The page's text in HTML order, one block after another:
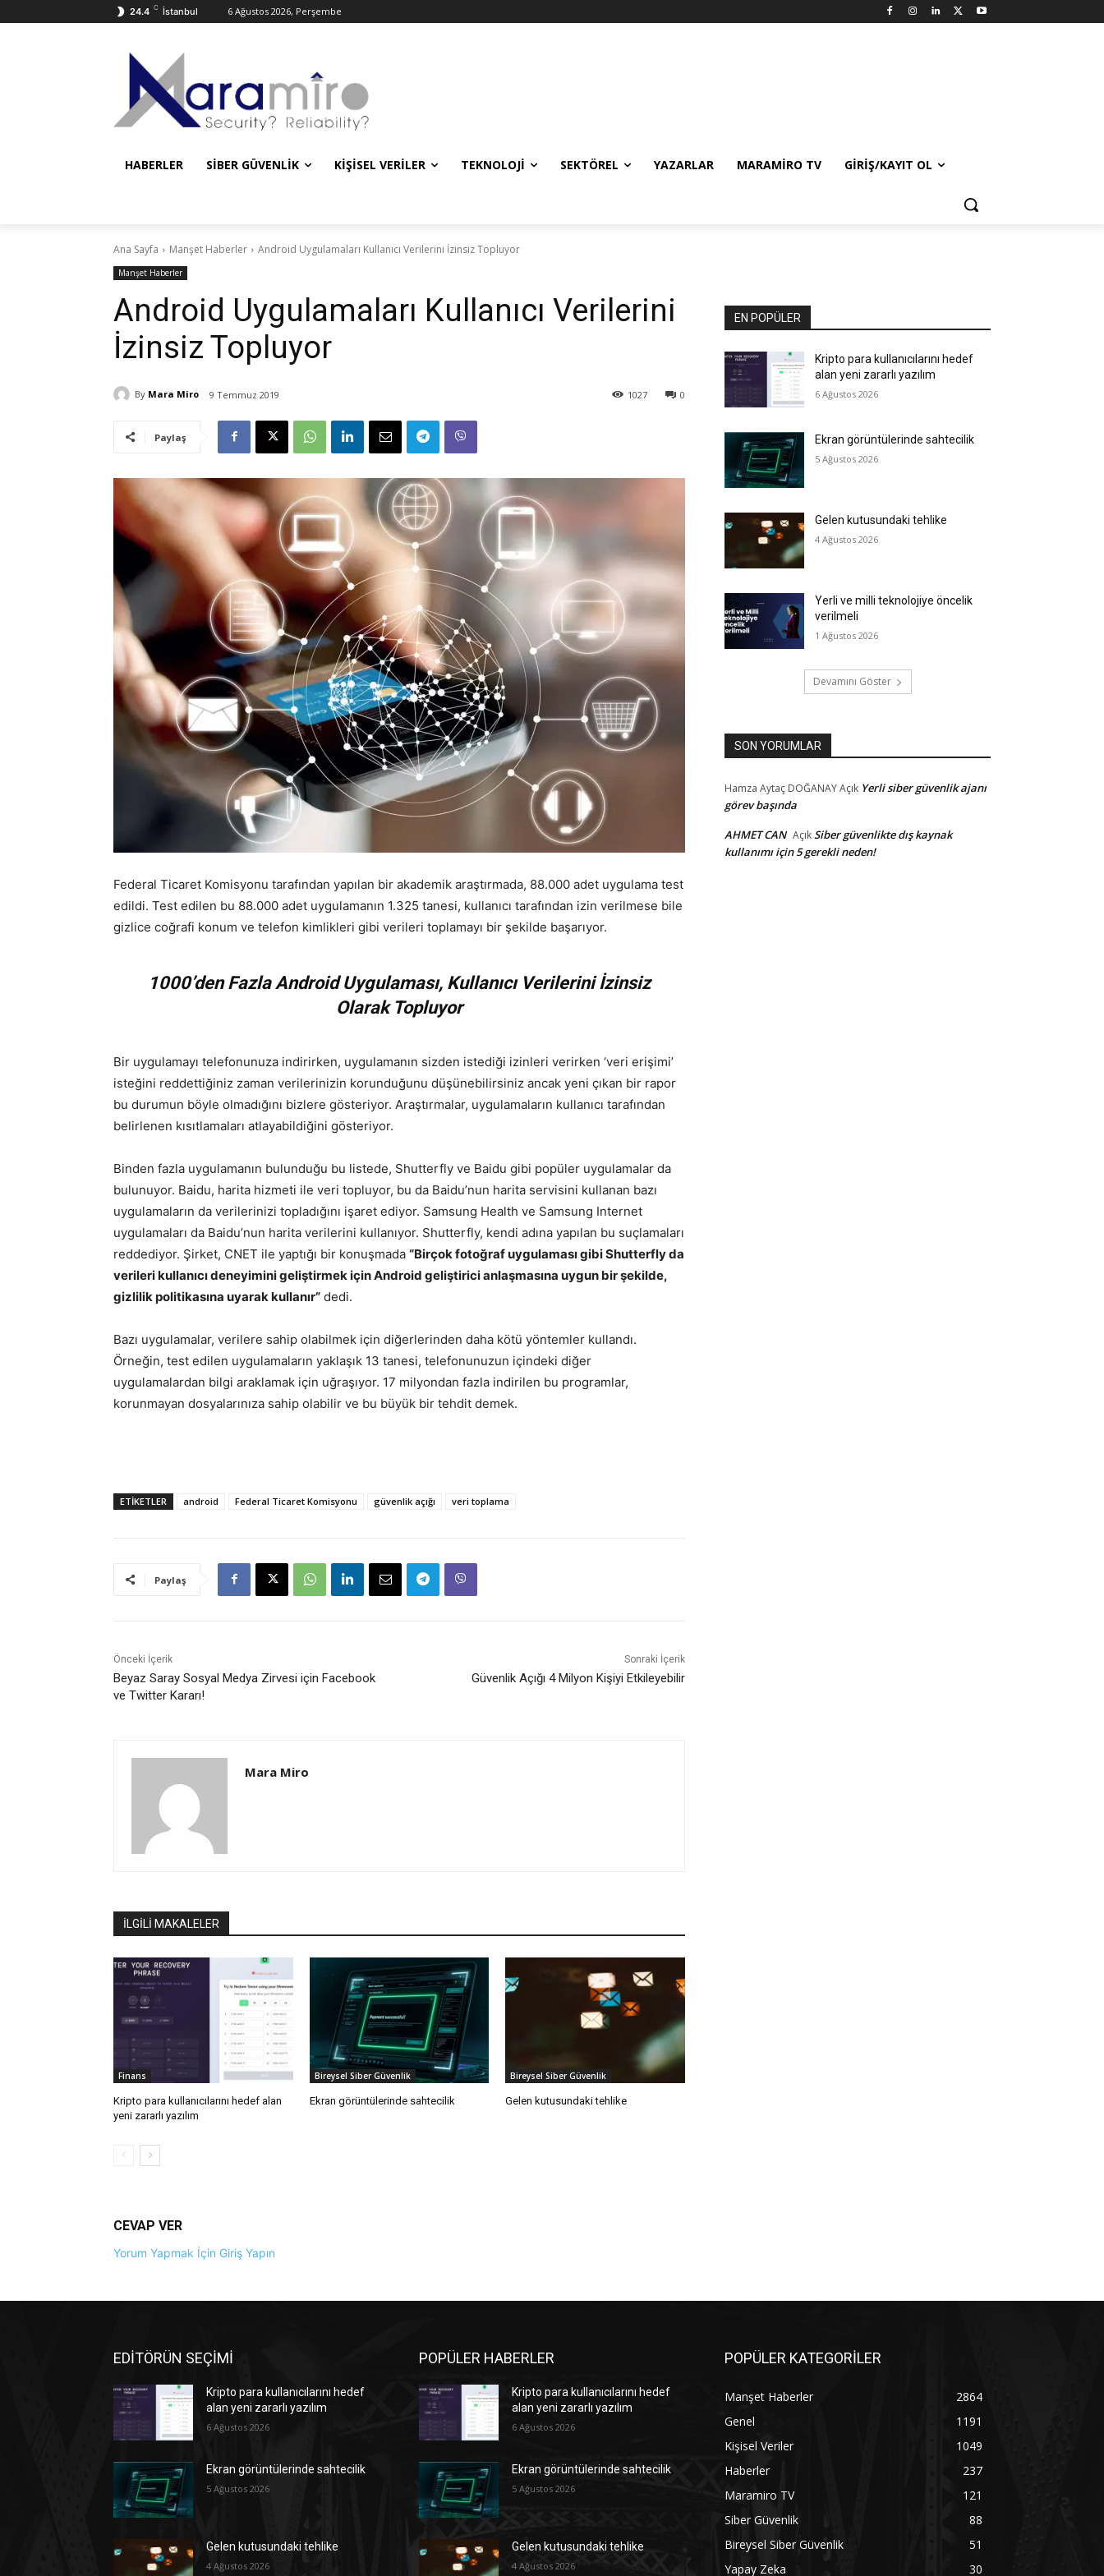
24.4 C İstanbul 6 Ağustos 2026, Perşembe
HABERLER SIBER GÜVENLIK KIŞISEL VERILER TEKNOLOJI SEKTÖREL YAZARLAR MARAMIRO TV GIRIŞ/KAYIT OL
Ana Sayfa Manşet Haberler Android Uygulamaları Kullanıcı Verilerini İzinsiz Topluyor
Manşet Haberler
Android Uygulamaları Kullanıcı Verilerini
İzinsiz Topluyor
By Mara Miro 9 Temmuz 2019 0
1027
Paylaş
Federal Ticaret Komisyonu tarafından yapılan bir akademik araştırmada, 88.000 adet uygulama test
edildi. Test edilen bu 88.000 adet uygulamanın 1.325 tanesi, kullanıcı tarafından izin verilmese bile
gizlice coğrafi konum ve telefon kimlikleri gibi verileri toplamayı bir şekilde başarıyor.
1000’den Fazla Android Uygulaması, Kullanıcı Verilerini İzinsiz
Olarak Topluyor
Bir uygulamayı telefonunuza indirirken, uygulamanın sizden istediği izinleri verirken ‘veri erişimi’
isteğini reddettiğiniz zaman verilerinizin korunduğunu düşünebilirsiniz ancak yeni çıkan bir rapor
bu durumun böyle olmadığını bizlere gösteriyor. Araştırmalar, uygulamaların kullanıcı tarafından
belirlenen kısıtlamaları atlayabildiğini gösteriyor.
Binden fazla uygulamanın bulunduğu bu listede, Shutterfly ve Baidu gibi popüler uygulamalar da
bulunuyor. Baidu, harita hizmeti ile veri topluyor, bu da Baidu’nun harita servisini kullanan bazı
uygulamaların da verilerinizi topladığını işaret ediyor. Samsung Health ve Samsung Internet
uygulamaları da Baidu’nun harita verilerini kullanıyor. Shutterfly, kendi adına yapılan bu suçlamaları
reddediyor. Şirket, CNET ile yaptığı bir konuşmada “Birçok fotoğraf uygulaması gibi Shutterfly da
verileri kullanıcı deneyimini geliştirmek için Android geliştirici anlaşmasına uygun bir şekilde,
gizlilik politikasına uyarak kullanır” dedi.
Bazı uygulamalar, verilere sahip olabilmek için diğerlerinden daha kötü yöntemler kullandı.
Örneğin, test edilen uygulamaların yaklaşık 13 tanesi, telefonunuzun içindeki diğer
uygulamalardan bilgi araklamak için uğraşıyor. 17 milyondan fazla indirilen bu programlar,
korunmayan dosyalarınıza sahip olabilir ve bu büyük bir tehdit demek.
ETİKETLER android Federal Ticaret Komisyonu güvenlik açığı veri toplama
Paylaş
Önceki İçerik
Beyaz Saray Sosyal Medya Zirvesi için Facebook
ve Twitter Kararı!
Sonraki İçerik
Güvenlik Açığı 4 Milyon Kişiyi Etkileyebilir
Mara Miro
İLGİLİ MAKALELER
Finans
Kripto para kullanıcılarını hedef alan
yeni zararlı yazılım
Bireysel Siber Güvenlik
Ekran görüntülerinde sahtecilik
Bireysel Siber Güvenlik
Gelen kutusundaki tehlike
CEVAP VER
Yorum Yapmak İçin Giriş Yapın
EN POPÜLER
Kripto para kullanıcılarını hedef
alan yeni zararlı yazılım
6 Ağustos 2026
Ekran görüntülerinde sahtecilik
5 Ağustos 2026
Gelen kutusundaki tehlike
4 Ağustos 2026
Yerli ve milli teknolojiye öncelik
verilmeli
1 Ağustos 2026
Devamını Göster
SON YORUMLAR
Hamza Aytaç DOĞANAYAçık Yerli siber güvenlik ajanı
görev başında
AHMET CAN AçıkSiber güvenlikte dış kaynak
kullanımı için 5 gerekli neden!
EDİTÖRÜN SEÇİMİ
Kripto para kullanıcılarını hedef
alan yeni zararlı yazılım
6 Ağustos 2026
Ekran görüntülerinde sahtecilik
5 Ağustos 2026
Gelen kutusundaki tehlike
4 Ağustos 2026
POPÜLER HABERLER
Kripto para kullanıcılarını hedef
alan yeni zararlı yazılım
6 Ağustos 2026
Ekran görüntülerinde sahtecilik
5 Ağustos 2026
Gelen kutusundaki tehlike
4 Ağustos 2026
POPÜLER KATEGORİLER
Manşet Haberler
2864
Genel
1191
Kişisel Veriler
1049
Haberler
237
Maramiro TV
121
Siber Güvenlik
88
Bireysel Siber Güvenlik
51
Yapay Zeka
30